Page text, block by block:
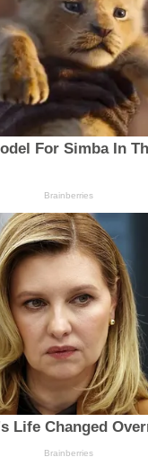
For Simba In
Brainberries
Life Changed
Brainberries